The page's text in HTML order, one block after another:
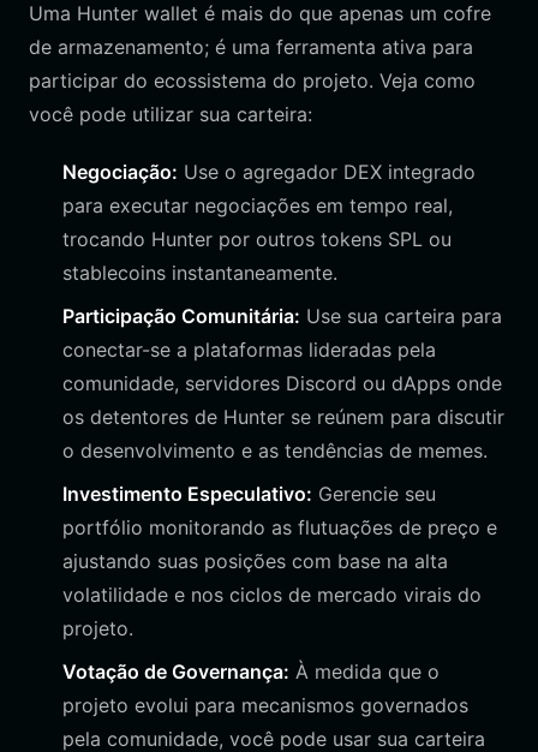
Uma Hunter wallet é mais do que apenas um cofre
de armazenamento; é uma ferramenta ativa para
participar do ecossistema do projeto. Veja como
você pode utilizar sua carteira:
Negociação: Use o agregador DEX integrado
para executar negociações em tempo real,
trocando Hunter por outros tokens SPL ou
stablecoins instantaneamente.
Participação Comunitária: Use sua carteira para
conectar-se a plataformas lideradas pela
comunidade, servidores Discord ou dApps onde
os detentores de Hunter se reúnem para discutir
o desenvolvimento e as tendências de memes.
Investimento Especulativo: Gerencie seu
portfólio monitorando as flutuações de preço e
ajustando suas posições com base na alta
volatilidade e nos ciclos de mercado virais do
projeto.
Votação de Governança: À medida que o
projeto evolui para mecanismos governados
pela comunidade, você pode usar sua carteira